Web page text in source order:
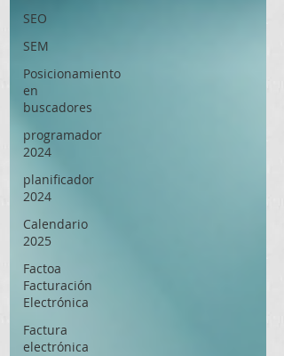
SEO
SEM
Posicionamiento
en
buscadores
programador
2024
planificador
2024
Calendario
2025
Factoa
Facturación
Electrónica
Factura
electrónica